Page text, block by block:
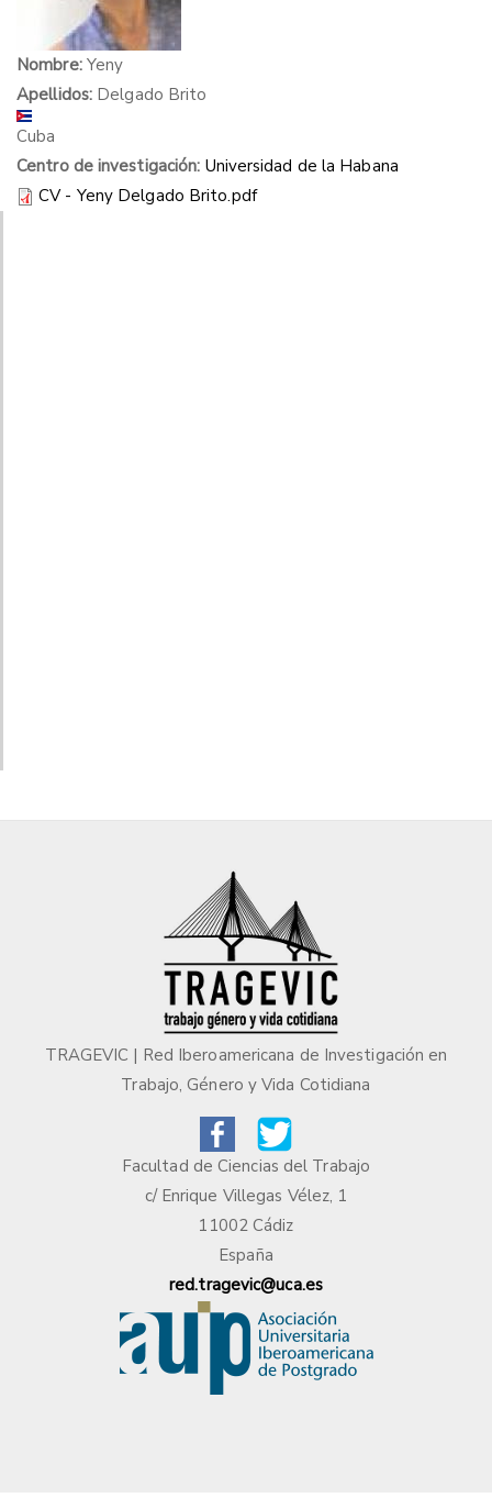
Nombre: Yeny
Apellidos: Delgado Brito
Cuba
Centro de investigación: Universidad de la Habana
CV - Yeny Delgado Brito.pdf
TRAGEVIC | Red Iberoamericana de Investigación en
Trabajo, Género y Vida Cotidiana
Facultad de Ciencias del Trabajo
c/ Enrique Villegas Vélez, 1
11002 Cádiz
España
red.tragevic@uca.es